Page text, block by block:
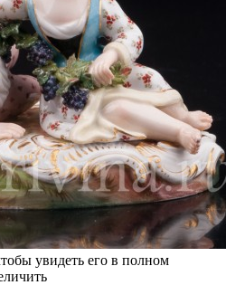
увидеть его в полном